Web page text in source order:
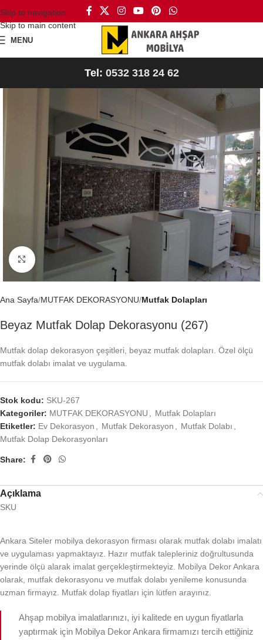
Skip to navigation
Skip to main content
MENU
Tel: 0532 318 24 62
Büyütmek için tıklayın
Ana Sayfa MUTFAK DEKORASYONU Mutfak Dolapları
Beyaz Mutfak Dolap Dekorasyonu (267)
Mutfak dolap dekorasyon çeşitleri, beyaz mutfak dolapları. Özel ölçü
mutfak dolabı imalat ve uygulama.
Stok kodu: SKU-267
Kategoriler: MUTFAK DEKORASYONU
Mutfak Dolapları
Etiketler: Ev Dekorasyon Mutfak Dekorasyon Mutfak Dolabı
Mutfak Dolap Dekorasyonları
Share:
Açıklama
SKU
Ankara Siteler mobilya dekorasyon firması olarak mutfak dolabı imalatı
ve uygulaması yapmaktayız. Hazır mutfak talepleriniz doğrultusunda
yerinde ölçü alarak imalat gerçekleştirmekteyiz. Mobilya Dekor Ankara
olarak, mutfak dekorasyonu ve mutfak dolabı yenileme konusunda
uzman firmayız. Mutfak dolap fiyatları için lütfen arayınız.
Ahşap mobilya imalatlarınızı, iyi kalitede en uygun fiyatlarla
yaptırmak için Mobilya Dekor Ankara firmamızı tercih ettiğiniz